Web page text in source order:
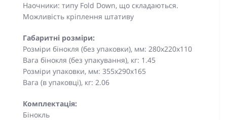
Наочники: типу Fold Down, що складаються.
Можливість кріплення штативу
Габаритні розміри:
Розміри бінокля (без упаковки), мм: 280x220x110
Вага бінокля (без упакування), кг: 1.45
Розміри упаковки, мм: 355x290x165
Вага (в упаковці), кг: 2.06
Комплектація:
Бінокль